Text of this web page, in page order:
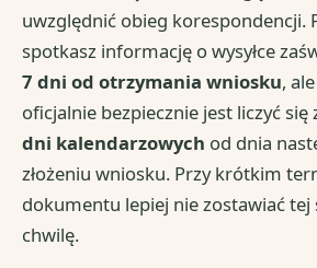
uwzględnić obieg korespondencji.
spotkasz informację o wysyłce
7 dni od otrzymania wniosku,
oficjalnie bezpiecznie jest liczyć
dni kalendarzowych od dnia
złożeniu wniosku. Przy krótkim
dokumentu lepiej nie zostawiać tej
chwilę.